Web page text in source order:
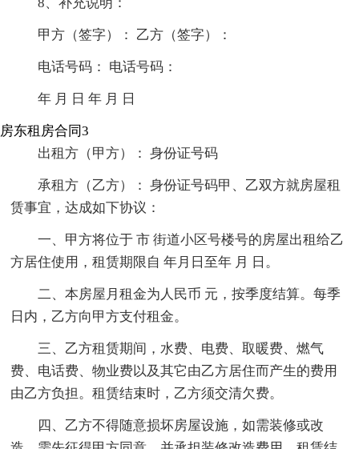
甲方（签字）： 乙方（签字）：
电话号码： 电话号码：
年 月 日 年 月 日
房东租房合同3
出租方（甲方）： 身份证号码
承租方（乙方）： 身份证号码甲、乙双方就房屋租
赁事宜，达成如下协议：
一、甲方将位于 市 街道小区号楼号的房屋出租给乙
方居住使用，租赁期限自 年月日至年 月 日。
二、本房屋月租金为人民币 元，按季度结算。每季
日内，乙方向甲方支付租金。
三、乙方租赁期间，水费、电费、取暖费、燃气
费、电话费、物业费以及其它由乙方居住而产生的费用
由乙方负担。租赁结束时，乙方须交清欠费。
四、乙方不得随意损坏房屋设施，如需装修或改